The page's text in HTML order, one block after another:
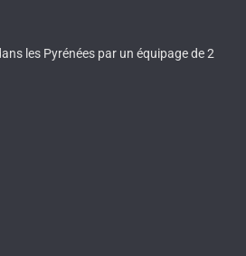
les Pyrénées par un équipage de 2